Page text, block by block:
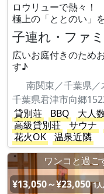
ロウリューで熱々！
極上の「ととのい」
子連れ・ファ
広いお庭付きのため
す♪
南関東／千葉県
千葉県君津市向郷
貸別荘
BBQ 大人
高級貸別荘
サウナ
花火OK
温泉近隣
ワンコと過ご
¥13,050～¥23,050 1